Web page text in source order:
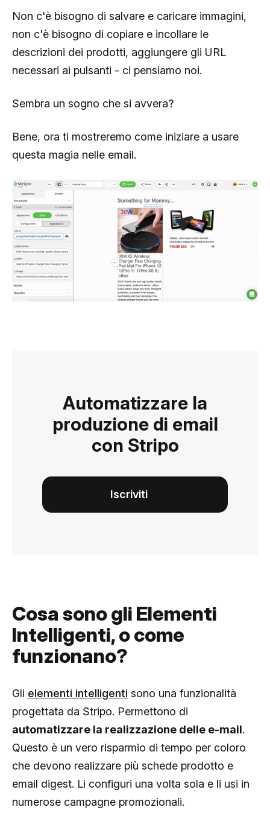
Non c'è bisogno di salvare e caricare immagini,
non c'è bisogno di copiare e incollare le
descrizioni dei prodotti, aggiungere gli URL
necessari ai pulsanti - ci pensiamo noi.
Sembra un sogno che si avvera?
Bene, ora ti mostreremo come iniziare a usare
questa magia nelle email.
Automatizzare la
produzione di email
con Stripo
Iscriviti
Cosa sono gli Elementi
Intelligenti, o come
funzionano?
Gli elementi intelligenti sono una funzionalità
progettata da Stripo. Permettono di
automatizzare la realizzazione delle e-mail.
Questo è un vero risparmio di tempo per coloro
che devono realizzare più schede prodotto e
email digest. Li configuri una volta sola e li usi in
numerose campagne promozionali.